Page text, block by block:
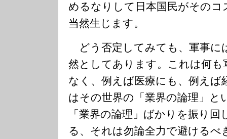
めるなりして日本国民がその
当然生じます。
どう否定してみても、軍事に
然としてあります。これは何
なく、例えば医療にも、例えば
はその世界の「業界の論理」と
「業界の論理」ばかりを振り
る、それは勿論全力で避けるべ